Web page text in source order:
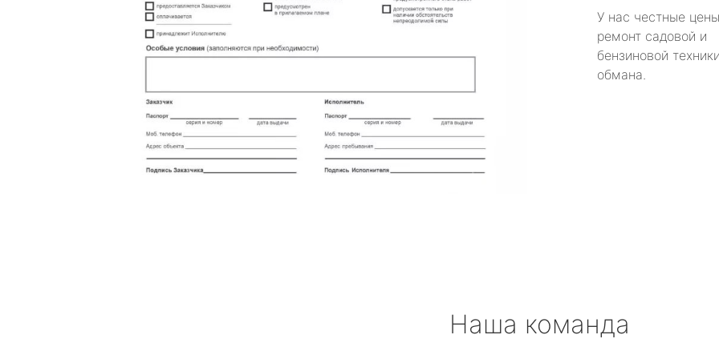
У нас честные
ремонт садовой и
бензиновой
обмана.
Наша команда